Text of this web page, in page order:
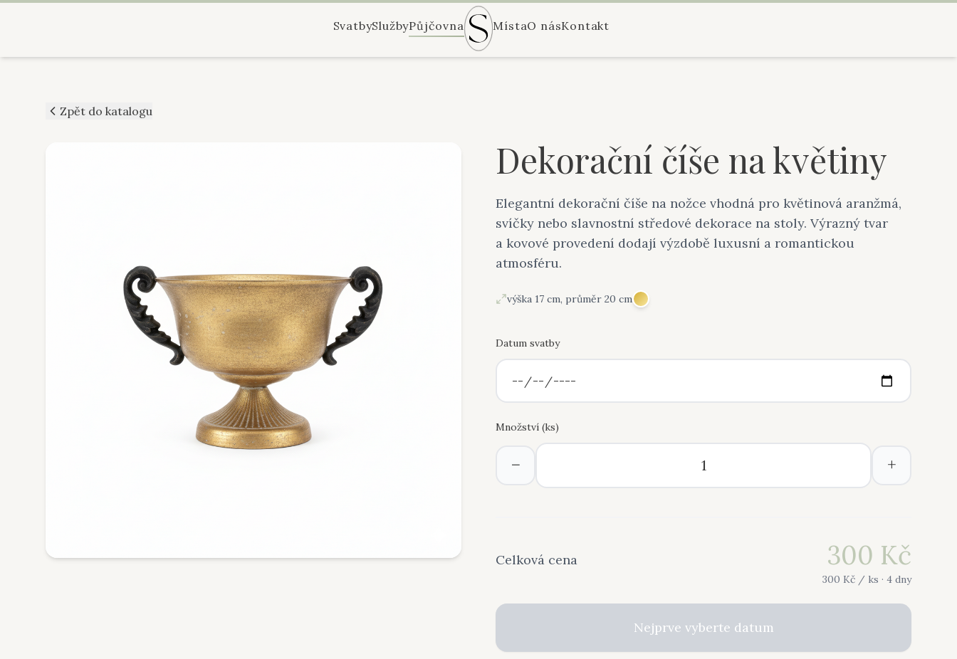
SvatbySlužbyPůjčovna MístaO násKontakt
Zpět do katalogu
Dekorační číše na květiny
Elegantní dekorační číše na nožce vhodná pro květinová aranžmá,
svíčky nebo slavnostní středové dekorace na stoly. Výrazný tvar
a kovové provedení dodají výzdobě luxusní a romantickou
atmosféru.
výška 17 cm, průměr 20 cm
Datum svatby
Množství (ks)
− +
Celková cena 300 Kč
300 Kč / ks · 4 dny
Nejprve vyberte datum